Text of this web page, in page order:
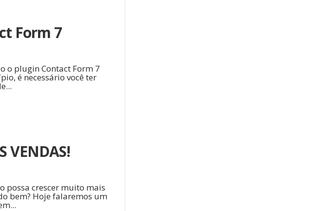
Form 7
o plugin Contact Form 7
é necessário você ter
VENDAS!
possa crescer muito mais
bem? Hoje falaremos um